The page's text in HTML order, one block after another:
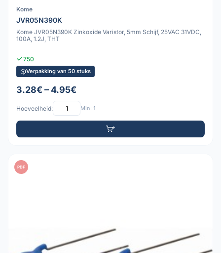
Kome
JVR05N390K
Kome JVR05N390K Zinkoxide Varistor, 5mm Schijf, 25VAC 31VDC,
100A, 1.2J, THT
750
Verpakking van 50 stuks
3.28€ – 4.95€
Hoeveelheid: Min: 1
PDF